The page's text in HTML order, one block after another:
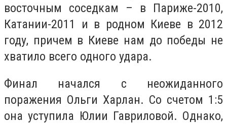
восточным соседкам – в Париже-2010,
Катании-2011 и в родном Киеве в 2012
году, причем в Киеве нам до победы не
хватило всего одного удара.
Финал начался с неожиданного
поражения Ольги Харлан. Со счетом 1:5
она уступила Юлии Гавриловой. Однако,